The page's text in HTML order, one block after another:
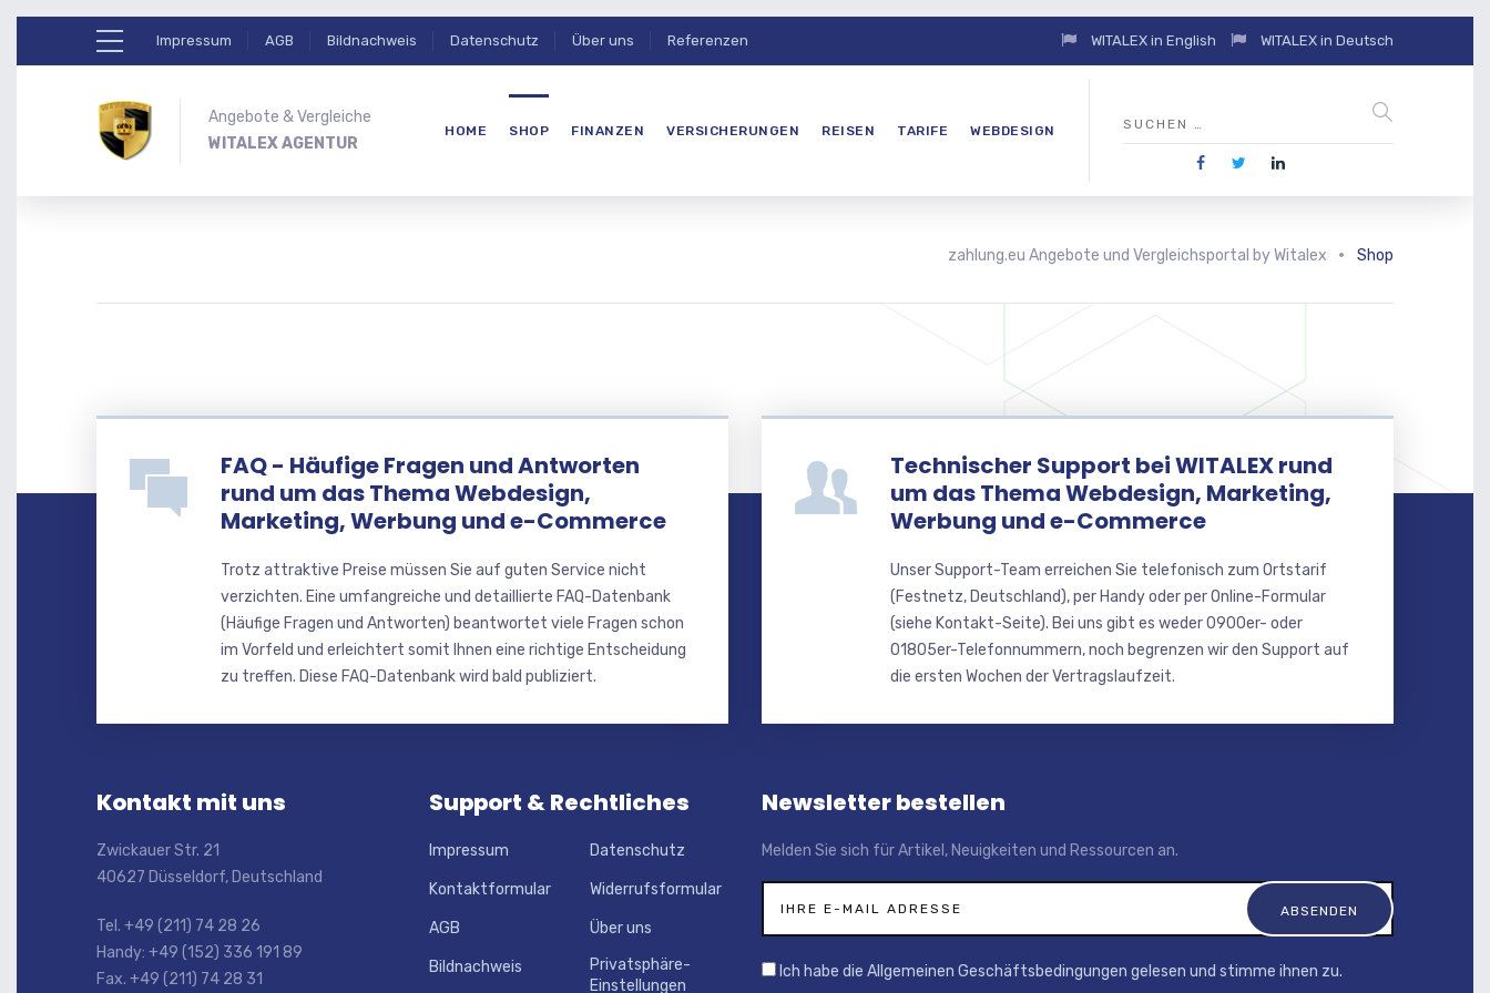
Impressum AGB Bildnachweis Datenschutz Über uns Referenzen WITALEX in English WITALEX in Deutsch
Angebote & Vergleiche
WITALEX AGENTUR
HOME SHOP FINANZEN VERSICHERUNGEN REISEN TARIFE WEBDESIGN
zahlung.eu Angebote und Vergleichsportal by Witalex Shop
FAQ - Häufige Fragen und Antworten
rund um das Thema Webdesign,
Marketing, Werbung und e-Commerce
Trotz attraktive Preise müssen Sie auf guten Service nicht
verzichten. Eine umfangreiche und detaillierte FAQ-Datenbank
(Häufige Fragen und Antworten) beantwortet viele Fragen schon
im Vorfeld und erleichtert somit Ihnen eine richtige Entscheidung
zu treffen. Diese FAQ-Datenbank wird bald publiziert.
Technischer Support bei WITALEX rund
um das Thema Webdesign, Marketing,
Werbung und e-Commerce
Unser Support-Team erreichen Sie telefonisch zum Ortstarif
(Festnetz, Deutschland), per Handy oder per Online-Formular
(siehe Kontakt-Seite). Bei uns gibt es weder 0900er- oder
01805er-Telefonnummern, noch begrenzen wir den Support auf
die ersten Wochen der Vertragslaufzeit.
Kontakt mit uns
Zwickauer Str. 21
40627 Düsseldorf, Deutschland
Tel. +49 (211) 74 28 26
Handy: +49 (152) 336 191 89
Fax. +49 (211) 74 28 31
Support & Rechtliches
Impressum Datenschutz
Kontaktformular Widerrufsformular
AGB Über uns
Bildnachweis
Privatsphäre-
Einstellungen
Newsletter bestellen
Melden Sie sich für Artikel, Neuigkeiten und Ressourcen an.
Ich habe die Allgemeinen Geschäftsbedingungen gelesen und stimme ihnen zu.